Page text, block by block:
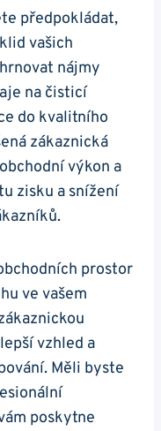
předpokládat,
vašich
nájmy
na čisticí
do kvalitního
zákaznická
výkon a
zisku a snížení
prostor
ve vašem
vzhled a
Měli byste
poskytne